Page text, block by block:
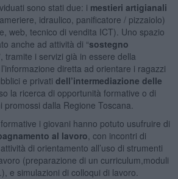
sono stati due: i mestieri artigianali
idraulico, panificatore / pizzaiolo)
web, tecnico di vendita ICT). Uno spazio
anche ad attività di “sostegno
tramite i servizi già in essere della
diretta ad orientare i ragazzi
e privati dell’intermediazione delle
la ricerca di opportunità formative o di
dalla Regione Toscana.
i giovani hanno potuto usufruire di
al lavoro , con incontri di
di orientamento all’uso di strumenti
(preparazione di un curriculum,moduli
e simulazioni di colloqui di lavoro.